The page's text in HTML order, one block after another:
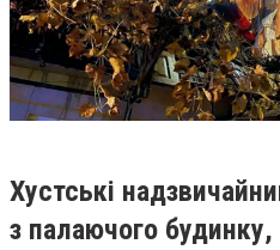
Хустські
з палаючого